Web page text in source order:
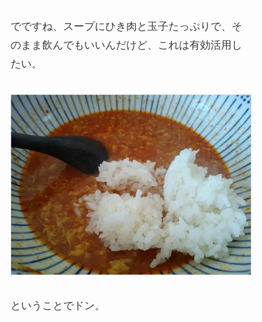
でですね、スープにひき肉と玉子たっぷりで、そ
のまま飲んでもいいんだけど、これは有効活用し
たい。
ということでドン。